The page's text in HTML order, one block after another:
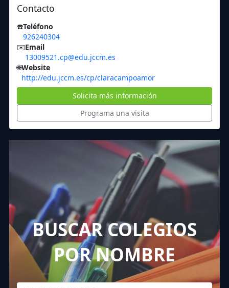
Contacto
☎️Teléfono
926240304
✉️Email
13009521.cp@edu.jccm.es
🌐Website
http://edu.jccm.es/cp/claracampoamor
Solicita más información
Programa una visita
BUSCAR COLEGIOS
POR NOMBRE